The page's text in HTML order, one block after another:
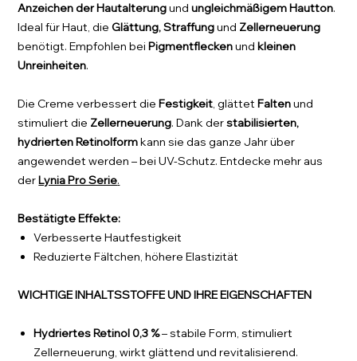
Anzeichen der Hautalterungundungleichmäßigem Hautton.
Ideal für Haut, dieGlättung, Straffungund Zellerneuerung
benötigt. Empfohlen bei Pigmentfleckenund kleinen
Unreinheiten.
Die Creme verbessert die Festigkeit, glättet Faltenund
stimuliert die Zellerneuerung. Dank derstabilisierten,
hydrierten Retinolformkann sie das ganze Jahr über
angewendet werden – bei UV-Schutz. Entdecke mehr aus
der Lynia Pro Serie.
Bestätigte Effekte:
Verbesserte Hautfestigkeit
Reduzierte Fältchen, höhere Elastizität
WICHTIGE INHALTSSTOFFE UND IHRE EIGENSCHAFTEN
Hydriertes Retinol 0,3 %– stabile Form, stimuliert
Zellerneuerung, wirkt glättend und revitalisierend.